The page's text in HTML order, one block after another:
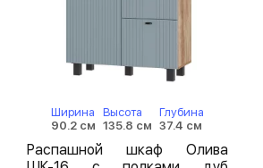
Ширина
90.2 см
Высота
135.8 см
Глубина
37.4 см
Распашной шкаф Олива